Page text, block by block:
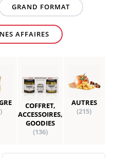
GRAND FORMAT
AFFAIRES
COFFRET,
ACCESSOIRES,
GOODIES
(136)
AUTRES
(215)